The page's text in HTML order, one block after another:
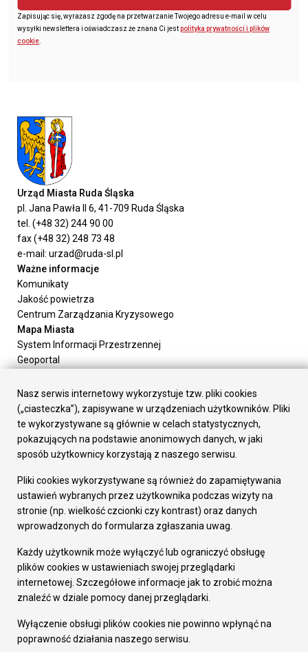
Zapisując się, wyrażasz zgodę na przetwarzanie Twojego adresu e-mail w celu
wysyłki newslettera i oświadczasz że znana Ci jestpolityka prywatności i plików
cookie
Urząd Miasta Ruda Śląska
pl. Jana Pawła II 6, 41-709 Ruda Śląska
tel. (+48 32) 244 90 00
fax (+48 32) 248 73 48
e-mail: urzad@ruda-sl.pl
Ważne informacje
Komunikaty
Jakość powietrza
Centrum Zarządzania Kryzysowego
Mapa Miasta
System Informacji Przestrzennej
Geoportal
Załatw sprawę
Prezydent Miasta
Rada Miasta
Wydziały
Elektroniczna Skrzynka Podawcza
Gospodarka
Fundusze europejskie
Środki krajowe
Oferty inwestycyjne
Pozostałe
Deklaracja dostępności
Dane osobowe
Dodaj opinię o witrynie
Nasz serwis internetowy wykorzystuje tzw. pliki cookies
(„ciasteczka”), zapisywane w urządzeniach użytkowników. Pliki
te wykorzystywane są głównie w celach statystycznych,
pokazujących na podstawie anonimowych danych, w jaki
sposób użytkownicy korzystają z naszego serwisu.
Pliki cookies wykorzystywane są również do zapamiętywania
ustawień wybranych przez użytkownika podczas wizyty na
stronie (np. wielkość czcionki czy kontrast) oraz danych
wprowadzonych do formularza zgłaszania uwag.
Każdy użytkownik może wyłączyć lub ograniczyć obsługę
plików cookies w ustawieniach swojej przeglądarki
internetowej. Szczegółowe informacje jak to zrobić można
znaleźć w dziale pomocy danej przeglądarki.
Wyłączenie obsługi plików cookies nie powinno wpłynąć na
poprawność działania naszego serwisu.